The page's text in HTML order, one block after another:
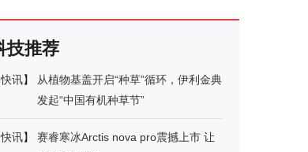
技推荐
快讯】
从植物基盖开启“种草”循环，伊利金典
发起“中国有机种草节”
快讯】
赛睿寒冰Arctis nova pro震撼上市 让